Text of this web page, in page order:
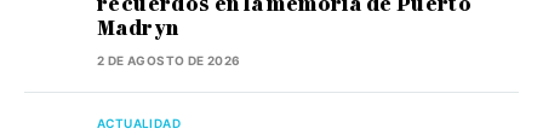
Madryn
2 DE AGOSTO DE 2026
ACTUALIDAD